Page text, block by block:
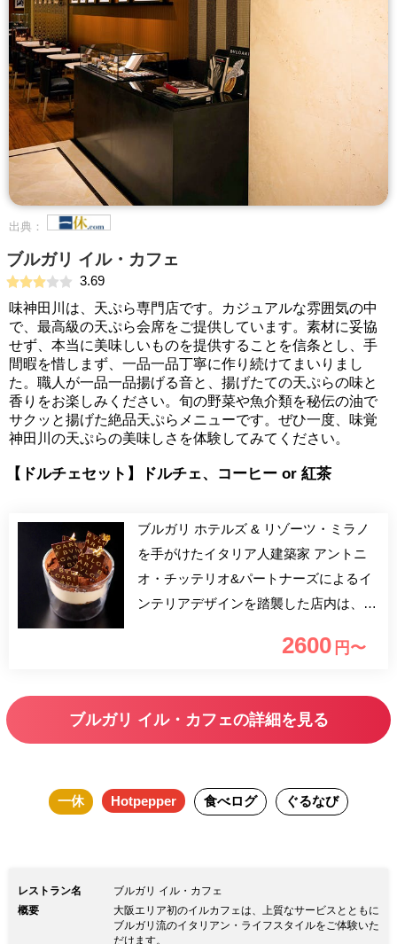
出典：
ブルガリ イル・カフェ
3.69
味神田川は、天ぷら専門店です。カジュアルな雰囲気の中
で、最高級の天ぷら会席をご提供しています。素材に妥協
せず、本当に美味しいものを提供することを信条とし、手
間暇を惜しまず、一品一品丁寧に作り続けてまいりまし
た。職人が一品一品揚げる音と、揚げたての天ぷらの味と
香りをお楽しみください。旬の野菜や魚介類を秘伝の油で
サクッと揚げた絶品天ぷらメニューです。ぜひ一度、味覚
神田川の天ぷらの美味しさを体験してみてください。
【ドルチェセット】ドルチェ、コーヒー or 紅茶
ブルガリ ホテルズ & リゾーツ・ミラノ
を手がけたイタリア人建築家 アントニ
オ・チッテリオ&パートナーズによるイ
ンテリアデザインを踏襲した店内は、ブ
「Dolce Vita(甘い生活）」を思い起こさ
リーラグジュアリーな空間。贅沢なひと
時をお過ごしいただくのに相応しい上質
お楽しみいただけます。
2600 円〜
ブルガリ イル・カフェの詳細を見る
一休 Hotpepper 食べログ ぐるなび
レストラン名
ブルガリ イル・カフェ
概要
大阪エリア初のイルカフェは、上質なサービスとともに
ブルガリ流のイタリアン・ライフスタイルをご体験いた
だけます。